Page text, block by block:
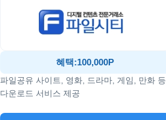
혜택:100,000P
파일공유 사이트, 영화, 드라마, 게임, 만화 등
다운로드 서비스 제공